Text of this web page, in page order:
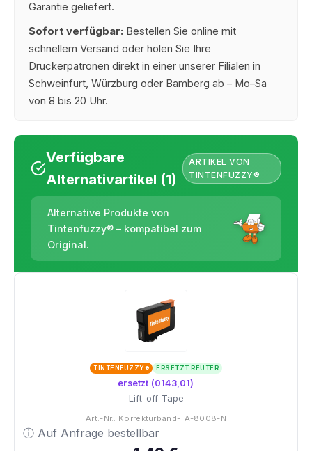
Garantie geliefert.
Sofort verfügbar: Bestellen Sie online mit
schnellem Versand oder holen Sie Ihre
Druckerpatronen direkt in einer unserer Filialen in
Schweinfurt, Würzburg oder Bamberg ab – Mo–Sa
von 8 bis 20 Uhr.
Verfügbare
Alternativartikel (1)
ARTIKEL VON
TINTENFUZZY®
Alternative Produkte von
Tintenfuzzy® – kompatibel zum
Original.
TINTENFUZZY® ERSETZT REUTER
ersetzt (0143,01)
Lift-off-Tape
Art.-Nr.: Korrekturband-TA-8008-N
ⓘ Auf Anfrage bestellbar